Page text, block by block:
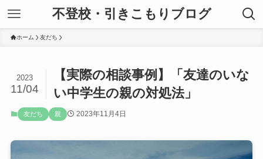
不登校・引きこもりブログ
ホーム 友だち
【実際の相談事例】「友達のいな
い中学生の親の対処法」
2023
11/04
友だち 親 2023年11月4日